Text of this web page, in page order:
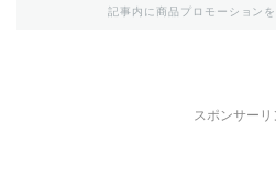
記事内に商品プロモーション
スポンサーリ